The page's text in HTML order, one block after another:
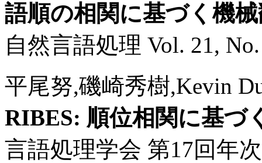
語順の相関に基づく機
自然言語処理 Vol. 21,
平尾努,磯崎秀樹,Kevin
RIBES: 順位相関に基づ
言語処理学会 第17回年